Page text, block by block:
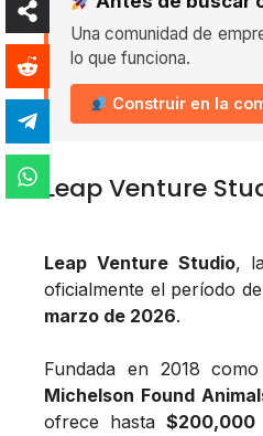
Una comunidad de
lo que funciona.
Construir en la
Leap Venture
Leap Venture Studio,
oficialmente el período
marzo de 2026.
Fundada en 2018
Michelson Found
ofrece hasta $200,000